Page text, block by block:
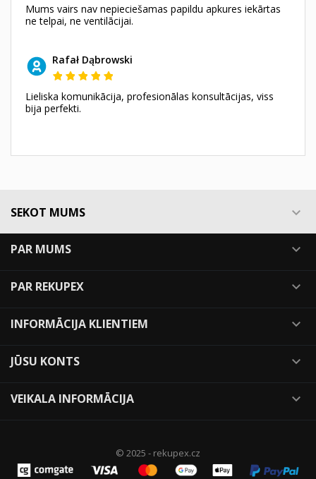
Mums vairs nav nepieciešamas papildu apkures iekārtas
ne telpai, ne ventilācijai.
Rafał Dąbrowski
Lieliska komunikācija, profesionālas konsultācijas, viss
bija perfekti.
SEKOT MUMS 
PAR MUMS 
PAR REKUPEX 
INFORMĀCIJA KLIENTIEM 
JŪSU KONTS 
VEIKALA INFORMĀCIJA 
© 2025 - rekupex.cz